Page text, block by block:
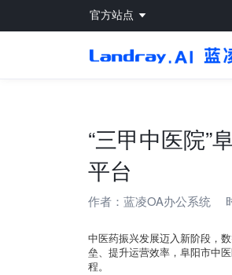
官方站点
“三甲中医院”
平台
作者： 蓝凌OA办公系统
中医药振兴发展迈入新阶段，
垒、提升运营效率，阜阳市中
程。